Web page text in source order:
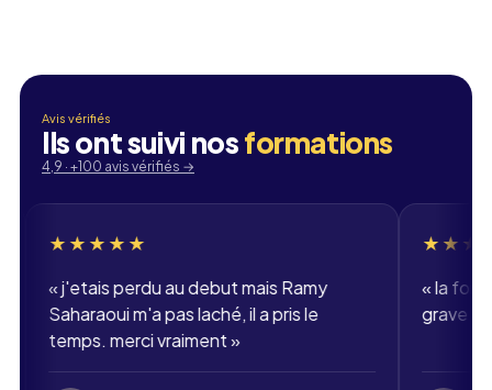
Téléphone
🇫🇷+33 ▾
Avis vérifiés
Ils ont suivi nosformations
4,9 · +100 avis vérifiés →
perdu au debut mais Ramy
m'a pas laché, il a pris le
merci vraiment»
★★★★★
la formation
grave bien. merci